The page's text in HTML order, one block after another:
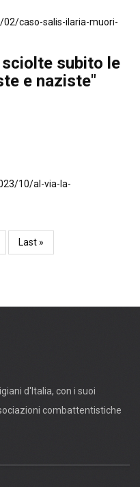
caso-salis-ilaria-muori-
sciolte subito le
e naziste"
10/al-via-la-
Ultima
pagina
Last »
d'Italia, con i suoi
combattentistiche